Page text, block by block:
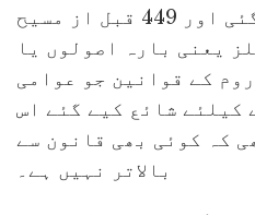
بھیجنے کی اجازت دی گئی اور 449 قبل از مسیح
یعنی بارہ اصولوں یا
کے قوانین جو عوامی
کیلئے شائع کیے گئے اس
کہ کوئی بھی قانون سے
بالاتر نہیں ہے۔